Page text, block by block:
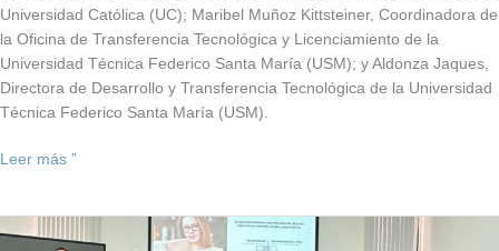
Universidad Católica (UC); Maribel Muñoz Kittsteiner, Coordinadora de
la Oficina de Transferencia Tecnológica y Licenciamiento de la
Universidad Técnica Federico Santa María (USM); y Aldonza Jaques,
Directora de Desarrollo y Transferencia Tecnológica de la Universidad
Técnica Federico Santa María (USM).
Leer más ”